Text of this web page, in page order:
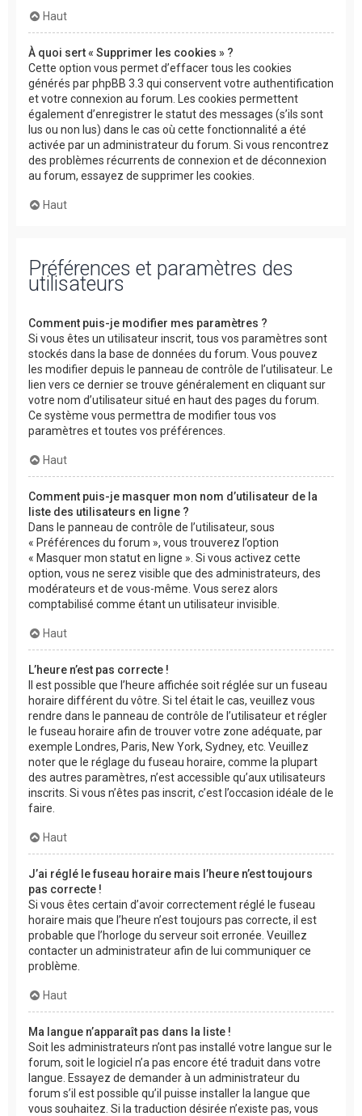
Haut
À quoi sert « Supprimer les cookies » ?
Cette option vous permet d’effacer tous les cookies
générés par phpBB 3.3 qui conservent votre authentification
et votre connexion au forum. Les cookies permettent
également d’enregistrer le statut des messages (s’ils sont
lus ou non lus) dans le cas où cette fonctionnalité a été
activée par un administrateur du forum. Si vous rencontrez
des problèmes récurrents de connexion et de déconnexion
au forum, essayez de supprimer les cookies.
Haut
Préférences et paramètres des
utilisateurs
Comment puis-je modifier mes paramètres ?
Si vous êtes un utilisateur inscrit, tous vos paramètres sont
stockés dans la base de données du forum. Vous pouvez
les modifier depuis le panneau de contrôle de l’utilisateur. Le
lien vers ce dernier se trouve généralement en cliquant sur
votre nom d’utilisateur situé en haut des pages du forum.
Ce système vous permettra de modifier tous vos
paramètres et toutes vos préférences.
Haut
Comment puis-je masquer mon nom d’utilisateur de la
liste des utilisateurs en ligne ?
Dans le panneau de contrôle de l’utilisateur, sous
« Préférences du forum », vous trouverez l’option
« Masquer mon statut en ligne ». Si vous activez cette
option, vous ne serez visible que des administrateurs, des
modérateurs et de vous-même. Vous serez alors
comptabilisé comme étant un utilisateur invisible.
Haut
L’heure n’est pas correcte !
Il est possible que l’heure affichée soit réglée sur un fuseau
horaire différent du vôtre. Si tel était le cas, veuillez vous
rendre dans le panneau de contrôle de l’utilisateur et régler
le fuseau horaire afin de trouver votre zone adéquate, par
exemple Londres, Paris, New York, Sydney, etc. Veuillez
noter que le réglage du fuseau horaire, comme la plupart
des autres paramètres, n’est accessible qu’aux utilisateurs
inscrits. Si vous n’êtes pas inscrit, c’est l’occasion idéale de le
faire.
Haut
J’ai réglé le fuseau horaire mais l’heure n’est toujours
pas correcte !
Si vous êtes certain d’avoir correctement réglé le fuseau
horaire mais que l’heure n’est toujours pas correcte, il est
probable que l’horloge du serveur soit erronée. Veuillez
contacter un administrateur afin de lui communiquer ce
problème.
Haut
Ma langue n’apparaît pas dans la liste !
Soit les administrateurs n’ont pas installé votre langue sur le
forum, soit le logiciel n’a pas encore été traduit dans votre
langue. Essayez de demander à un administrateur du
forum s’il est possible qu’il puisse installer la langue que
vous souhaitez. Si la traduction désirée n’existe pas, vous